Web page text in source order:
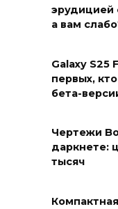
эрудицией
а вам
Galaxy S25
первых,
бета-
Чертежи
даркнете:
тысяч